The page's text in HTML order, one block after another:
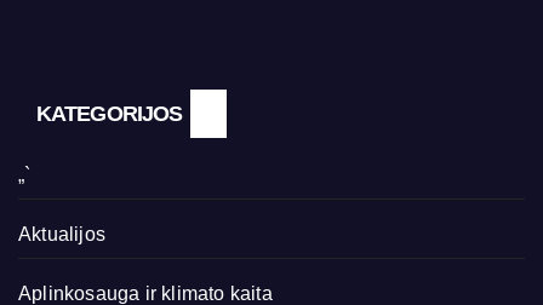
KATEGORIJOS
„`
Aktualijos
Aplinkosauga ir klimato kaita